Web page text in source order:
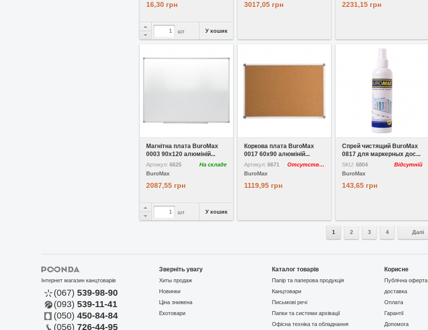
16,30 грн
шт У кошик
3017,05 грн 2231,15 грн
Магнітна плата BuroMax
0003 90x120 алюміній...
Артикул: 6625
На складе
BuroMax
2087,55 грн
шт У кошик
Коркова плата BuroMax
0017 60x90 алюміній...
Артикул: 6671
Отсутствует
BuroMax
1119,95 грн
У вибране
Спрей чистящий BuroMax
0817 для маркерных дос...
SKU: 6804
Відсутній
BuroMax
143,65 грн
1 2 3 4 Далі
Інтернет магазин канцтоварів
(067) 539-98-90
(093) 539-11-41
(050) 450-84-84
(056) 726-44-95
Зверніть увагу
Хиты продаж
Новинки
Ціна знижена
Екотовари
Каталог товарів
Папір та паперова продукція
Канцтовари
Письмові речі
Папки та системи архівації
Офісна техніка та обладнання
Корисне
Публічна оферта
доставка
Оплата
Гарантії
Допомога